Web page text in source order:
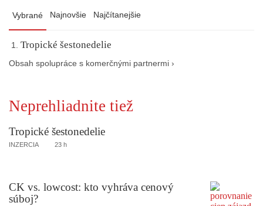
Vybrané Najnovšie Najčítanejšie
Tropické šestonedelie
Obsah spolupráce s komerčnými partnermi ›
Neprehliadnite tiež
Tropické šestonedelie
INZERCIA 23 h
CK vs. lowcost: kto vyhráva cenový
súboj?